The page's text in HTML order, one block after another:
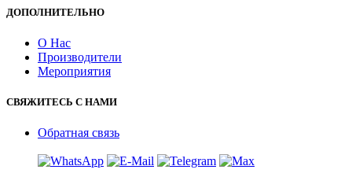
ДОПОЛНИТЕЛЬНО
О Нас
Производители
Мероприятия
СВЯЖИТЕСЬ С НАМИ
Обратная связь